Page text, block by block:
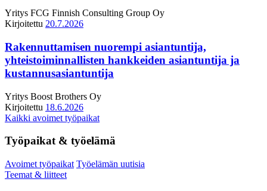
Yritys FCG Finnish Consulting Group Oy
Kirjoitettu 20.7.2026
Rakennuttamisen nuorempi asiantuntija,
yhteistoiminnallisten hankkeiden asiantuntija ja
kustannusasiantuntija
Yritys Boost Brothers Oy
Kirjoitettu 18.6.2026
Kaikki avoimet työpaikat
Työpaikat & työelämä
Avoimet työpaikat Työelämän uutisia
Teemat & liitteet